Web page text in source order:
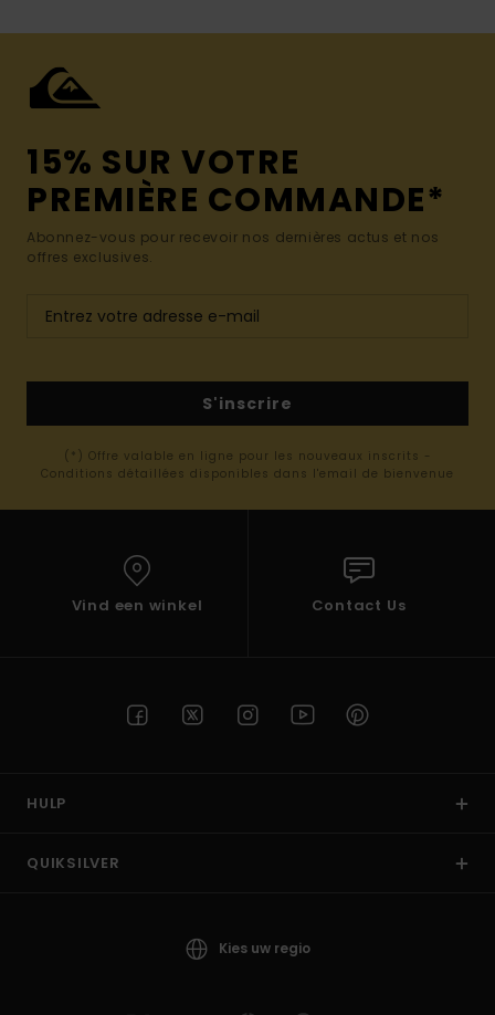
15% SUR VOTRE
PREMIÈRE COMMANDE*
Abonnez-vous pour recevoir nos dernières actus et nos
offres exclusives.
S'inscrire
(*) Offre valable en ligne pour les nouveaux inscrits -
Conditions détaillées disponibles dans l'email de bienvenue
Vind een winkel Contact Us
HULP
QUIKSILVER
Kies uw regio